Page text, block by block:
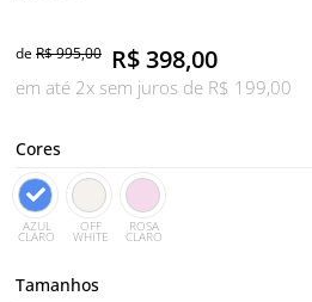
deR$ 995,00 R$398,00
em até 2x sem juros de R$ 199,00
Cores
AZUL
CLARO
OFF
WHITE
ROSA
CLARO
Tamanhos